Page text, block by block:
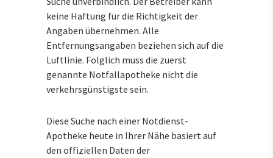
keine Haftung für die Richtigkeit der
Angaben übernehmen. Alle
Entfernungsangaben beziehen sich auf die
Luftlinie. Folglich muss die zuerst
genannte Notfallapotheke nicht die
verkehrsgünstigste sein.
Diese Suche nach einer Notdienst-
Apotheke heute in Ihrer Nähe basiert auf
den offiziellen Daten der